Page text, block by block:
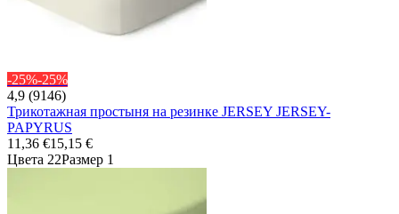
-25%-25%
4,9 (9146)
Трикотажная простыня на резинке JERSEY JERSEY-
PAPYRUS
11,36 €15,15 €
Цвета 22Размер 1